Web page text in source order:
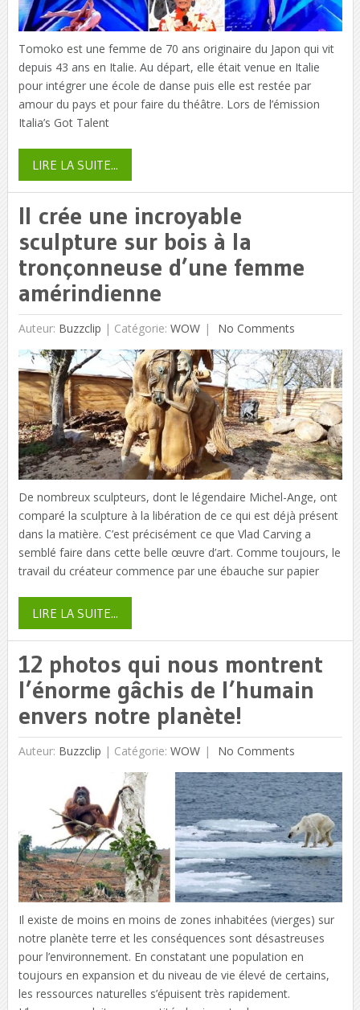
Tomoko est une femme de 70 ans originaire du Japon qui vit
depuis 43 ans en Italie. Au départ, elle était venue en Italie
pour intégrer une école de danse puis elle est restée par
amour du pays et pour faire du théâtre. Lors de l’émission
Italia’s Got Talent
LIRE LA SUITE...
Il crée une incroyable
sculpture sur bois à la
tronçonneuse d’une femme
amérindienne
Auteur: Buzzclip | Catégorie: WOW No Comments
De nombreux sculpteurs, dont le légendaire Michel-Ange, ont
comparé la sculpture à la libération de ce qui est déjà présent
dans la matière. C’est précisément ce que Vlad Carving a
semblé faire dans cette belle œuvre d’art. Comme toujours, le
travail du créateur commence par une ébauche sur papier
LIRE LA SUITE...
12 photos qui nous montrent
l’énorme gâchis de l’humain
envers notre planète!
Auteur: Buzzclip | Catégorie: WOW No Comments
Il existe de moins en moins de zones inhabitées (vierges) sur
notre planète terre et les conséquences sont désastreuses
pour l’environnement. En constatant une population en
toujours en expansion et du niveau de vie élevé de certains,
les ressources naturelles s’épuisent très rapidement.